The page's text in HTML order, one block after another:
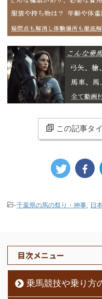
この記事タ
-千葉県の馬の祭り・神事 日
目次メニュー
乗馬競技や乗り方